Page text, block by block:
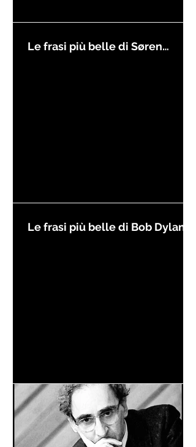
Le frasi più belle di Søren
Le frasi più belle di Bob Dylan